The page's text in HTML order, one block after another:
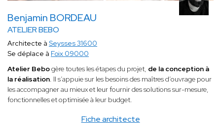
Benjamin BORDEAU
ATELIER BEBO
Fiche architecte
Architecte à Seysses 31600
Se déplace à Foix 09000
Atelier Bebogère toutes les étapes du projet, de la conception à
la réalisation. Il s’appuie sur les besoins des maîtres d’ouvrage pour
les accompagner au mieux et leur fournir des solutions sur-mesure,
fonctionnelles et optimisée à leur budget.